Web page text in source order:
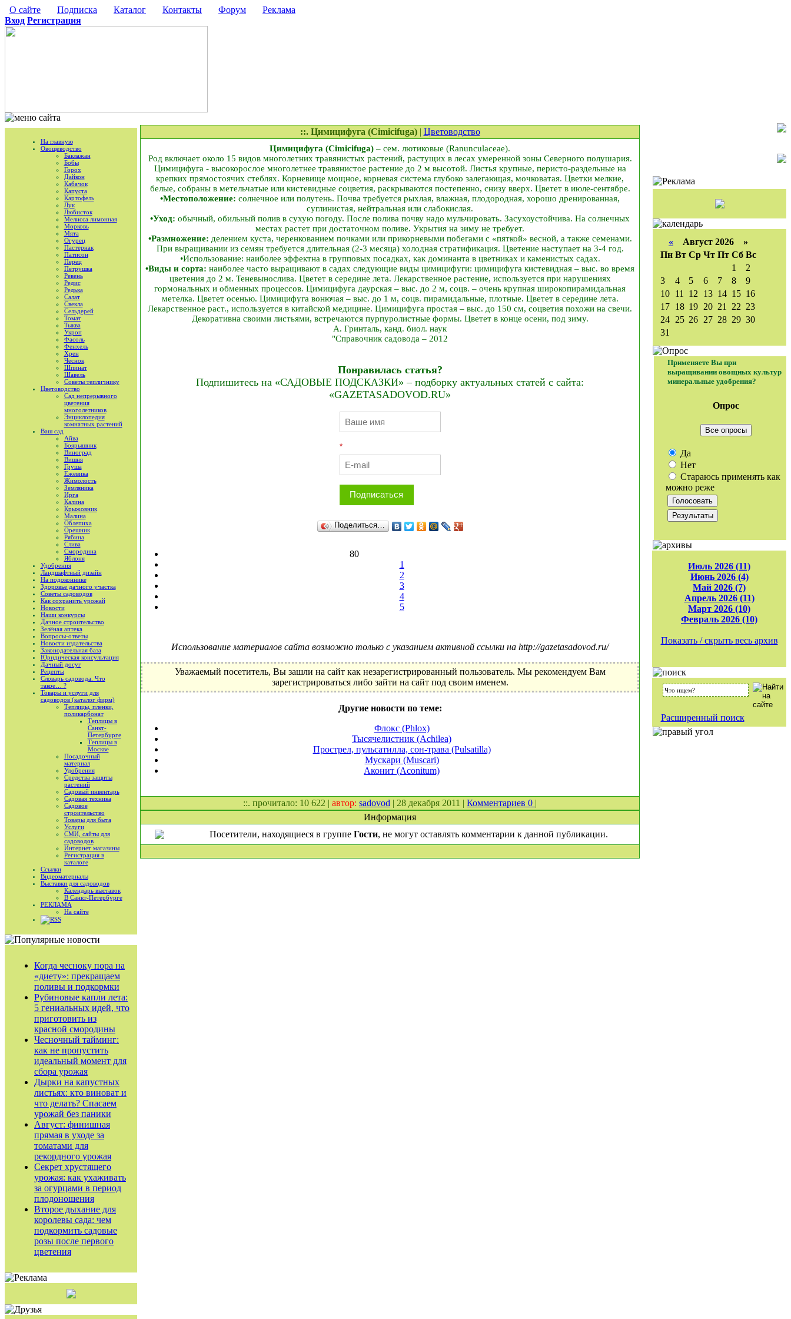
О сайте Подписка Каталог Контакты Форум
Реклама
Вход Регистрация
На главную
Овощеводство
Баклажан
Бобы
Горох
Дайкон
Кабачок
Капуста
Картофель
Лук
Любисток
Мелисса лимонная
Морковь
Мята
Огурец
Пастернак
Патисон
Перец
Петрушка
Ревень
Редис
Редька
Салат
Свекла
Сельдерей
Томат
Тыква
Укроп
Фасоль
Фенхель
Хрен
Чеснок
Шпинат
Шавель
Советы тепличнику
Цветоводство
Сад непрерывного
цветения
многолетников
Энциклопедия
комнатных растений
Ваш сад
Айва
Боярышник
Виноград
Вишня
Груша
Ежевика
Жимолость
Земляника
Ирга
Калина
Крыжовник
Малина
Облепиха
Орешник
Рябина
Слива
Смородина
Яблоня
Удобрения
Ландшафтный дизайн
На подоконнике
Здоровье дачного участка
Советы садоводов
Как сохранить урожай
Новости
Наши конкурсы
Дачное строительство
Зелёная аптека
Вопросы-ответы
Новости издательства
Законодательная база
Юридическая консультация
Дачный досуг
Рецепты
Словарь садовода. Что
такое… ?
Товары и услуги для
садоводов (каталог фирм)
Теплицы, пленки,
поликарбонат
Теплицы в
Санкт-
Петербурге
Теплицы в
Москве
Посадочный
материал
Удобрения
Средства защиты
растений
Садовый инвентарь
Садовая техника
Садовое
строительство
Товары для быта
Услуги
СМИ, сайты для
садоводов
Интернет магазины
Регистрация в
каталоге
Ссылки
Видеоматериалы
Выставки для садоводов
Календарь выставок
В Санкт-Петербурге
РЕКЛАМА
На сайте
RSS
Когда чесноку пора на
«диету»: прекращаем
поливы и подкормки
Рубиновые капли лета:
5 гениальных идей, что
приготовить из
красной смородины
Чесночный тайминг:
как не пропустить
идеальный момент для
сбора урожая
Дырки на капустных
листьях: кто виноват и
что делать? Спасаем
урожай без паники
Август: финишная
прямая в уходе за
томатами для
рекордного урожая
Секрет хрустящего
урожая: как ухаживать
за огурцами в период
плодоношения
Второе дыхание для
королевы сада: чем
подкормить садовые
розы после первого
цветения
::. Цимицифуга (Cimicifuga)| Цветоводство
Цимицифуга (Cimicifuga) – сем. лютиковые (Ranunculaceae).
Род включает около 15 видов многолетних травянистых растений, растущих в лесах умеренной зоны Северного полушария.
Цимицифуга - высокорослое многолетнее травянистое растение до 2 м высотой. Листья крупные, перисто-раздельные на
крепких прямостоячих стеблях. Корневище мощное, корневая система глубоко залегающая, мочковатая. Цветки мелкие,
белые, собраны в метельчатые или кистевидные соцветия, раскрываются постепенно, снизу вверх. Цветет в июле-сентябре.
•Местоположение: солнечное или полутень. Почва требуется рыхлая, влажная, плодородная, хорошо дренированная,
суглинистая, нейтральная или слабокислая.
•Уход: обычный, обильный полив в сухую погоду. После полива почву надо мульчировать. Засухоустойчива. На солнечных
местах растет при достаточном поливе. Укрытия на зиму не требует.
•Размножение: делением куста, черенкованием почками или прикорневыми побегами с «пяткой» весной, а также семенами.
При выращивании из семян требуется длительная (2-3 месяца) холодная стратификация. Цветение наступает на 3-4 год.
•Использование: наиболее эффектна в групповых посадках, как доминанта в цветниках и каменистых садах.
•Виды и сорта: наиболее часто выращивают в садах следующие виды цимицифуги: цимицифуга кистевидная – выс. во время
цветения до 2 м. Теневынослива. Цветет в середине лета. Лекарственное растение, используется при нарушениях
гормональных и обменных процессов. Цимицифуга даурская – выс. до 2 м, соцв. – очень крупная широкопирамидальная
метелка. Цветет осенью. Цимицифуга вонючая – выс. до 1 м, соцв. пирамидальные, плотные. Цветет в середине лета.
Лекарственное раст., используется в китайской медицине. Цимицифуга простая – выс. до 150 см, соцветия похожи на свечи.
Декоративна своими листьями, встречаются пурпуролистные формы. Цветет в конце осени, под зиму.
А. Гринталь, канд. биол. наук
"Справочник садовода – 2012
Понравилась статья?
Подпишитесь на «САДОВЫЕ ПОДСКАЗКИ» – подборку актуальных статей с сайта:
«GAZETASADOVOD.RU»
*
Подписаться
Поделиться…
80
1
2
3
4
5
Использование материалов сайта возможно только с указанием активной ссылки на http://gazetasadovod.ru/
Уважаемый посетитель, Вы зашли на сайт как незарегистрированный пользователь. Мы рекомендуем Вам
зарегистрироваться либо зайти на сайт под своим именем.
Другие новости по теме:
Флокс (Phlox)
Тысячелистник (Achilea)
Прострел, пульсатилла, сон-трава (Pulsatilla)
Мускари (Muscari)
Аконит (Aconitum)
::. прочитало: 10 622 | автор: sadovod | 28 декабря 2011 | Комментариев 0 |
Информация
Посетители, находящиеся в группе Гости, не могут оставлять комментарии к данной публикации.
« Август 2026 »
Пн Вт Ср Чт Пт Сб Вс
1
2
3
4 5 6 7 8
9
10 11 12 13 14 15 16
17 18 19 20 21 22 23
24 25 26 27 28 29 30
31
Применяете Вы при
выращивании овощных культур
минеральные удобрения?
Опрос
Все опросы
Да
Нет
Стараюсь применять как
можно реже
Июль 2026 (11)
Июнь 2026 (4)
Май 2026 (7)
Апрель 2026 (11)
Март 2026 (10)
Февраль 2026 (10)
Показать / скрыть весь архив
Расширенный поиск